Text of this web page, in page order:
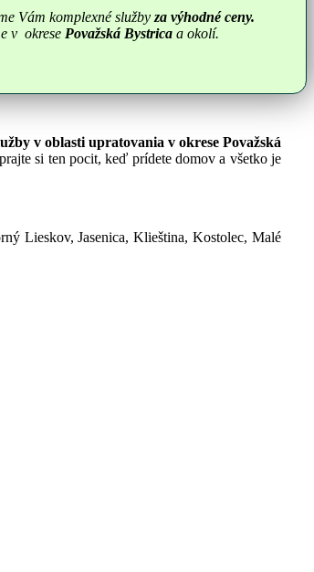
Vám komplexné služby za výhodné ceny.
v okrese Považská Bystrica a okolí.
v oblasti upratovania v okrese Považská
si ten pocit, keď prídete domov a všetko je
Lieskov, Jasenica, Klieština, Kostolec, Malé